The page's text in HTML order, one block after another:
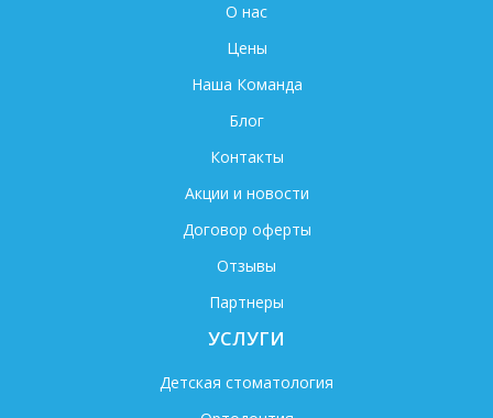
О нас
Цены
Наша Команда
Блог
Контакты
Акции и новости
Договор оферты
Отзывы
Партнеры
УСЛУГИ
Детская стоматология